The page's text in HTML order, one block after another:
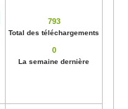
793
Total des téléchargements
0
La semaine dernière